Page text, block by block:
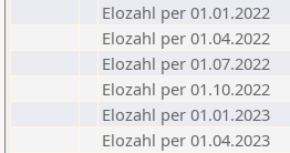
Elozahl per 01.01.2022
Elozahl per 01.04.2022
Elozahl per 01.07.2022
Elozahl per 01.10.2022
Elozahl per 01.01.2023
Elozahl per 01.04.2023